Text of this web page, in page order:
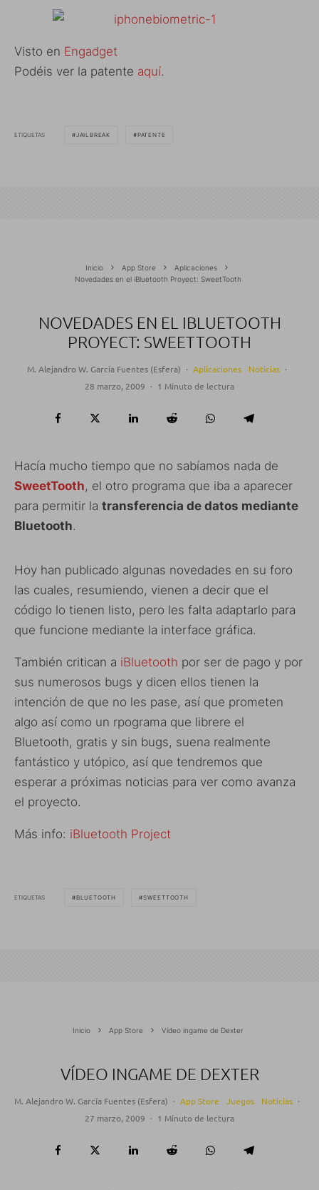
Visto en Engadget
Podéis ver la patente aquí.
ETIQUETAS JAILBREAK PATENTE
Inicio App Store
Aplicaciones
Novedades en el iBluetooth Proyect: SweetTooth
NOVEDADES EN EL IBLUETOOTH
PROYECT: SWEETTOOTH
M. Alejandro W. García Fuentes (Esfera) · Aplicaciones Noticias ·
28 marzo, 2009 · 1 Minuto de lectura
Hacía mucho tiempo que no sabíamos nada de
SweetTooth, el otro programa que iba a aparecer
para permitir la transferencia de datos mediante
Bluetooth.
Hoy han publicado algunas novedades en su foro
las cuales, resumiendo, vienen a decir que el
código lo tienen listo, pero les falta adaptarlo para
que funcione mediante la interface gráfica.
También critican a iBluetooth por ser de pago y por
sus numerosos bugs y dicen ellos tienen la
intención de que no les pase, así que prometen
algo así como un rpograma que librere el
Bluetooth, gratis y sin bugs, suena realmente
fantástico y utópico, así que tendremos que
esperar a próximas noticias para ver como avanza
el proyecto.
Más info: iBluetooth Project
ETIQUETAS BLUETOOTH SWEETTOOTH
Inicio App Store Vídeo ingame de Dexter
VÍDEO INGAME DE DEXTER
M. Alejandro W. García Fuentes (Esfera) · App Store Juegos Noticias ·
27 marzo, 2009 · 1 Minuto de lectura